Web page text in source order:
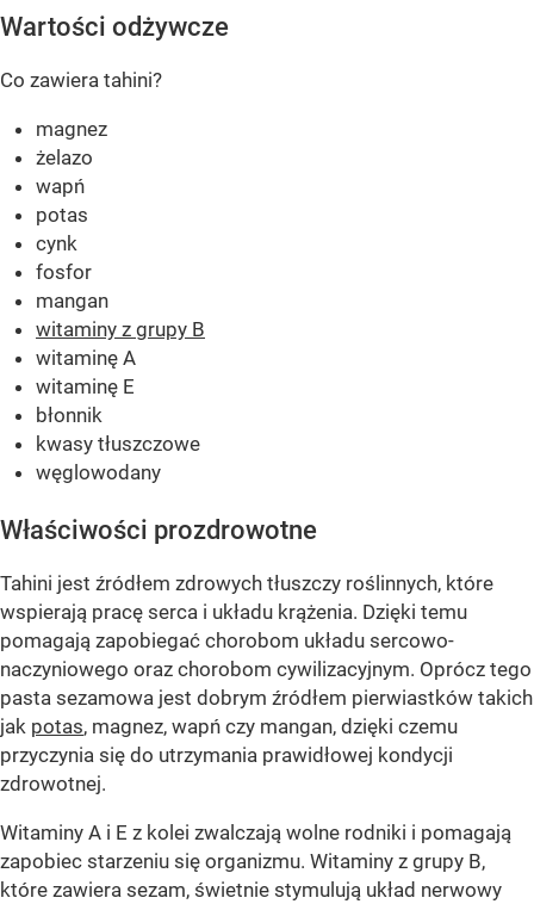
Wartości odżywcze
Co zawiera tahini?
magnez
żelazo
wapń
potas
cynk
fosfor
mangan
witaminy z grupy B
witaminę A
witaminę E
błonnik
kwasy tłuszczowe
węglowodany
Właściwości prozdrowotne
Tahini jest źródłem zdrowych tłuszczy roślinnych, które
wspierają pracę serca i układu krążenia. Dzięki temu
pomagają zapobiegać chorobom układu sercowo-
naczyniowego oraz chorobom cywilizacyjnym. Oprócz tego
pasta sezamowa jest dobrym źródłem pierwiastków takich
jak potas, magnez, wapń czy mangan, dzięki czemu
przyczynia się do utrzymania prawidłowej kondycji
zdrowotnej.
Witaminy A i E z kolei zwalczają wolne rodniki i pomagają
zapobiec starzeniu się organizmu. Witaminy z grupy B,
które zawiera sezam, świetnie stymulują układ nerwowy